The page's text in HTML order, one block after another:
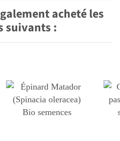
acheté les
suivants :